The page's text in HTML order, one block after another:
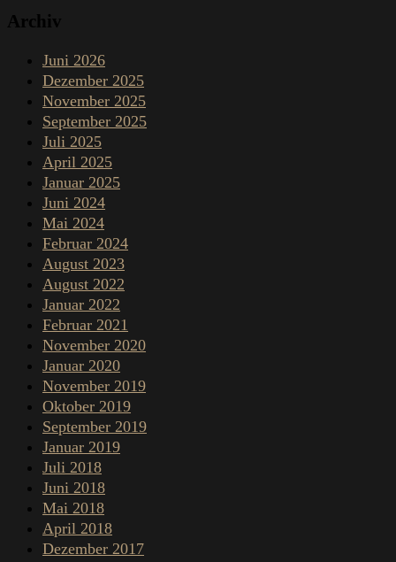
Archiv
Juni 2026
Dezember 2025
November 2025
September 2025
Juli 2025
April 2025
Januar 2025
Juni 2024
Mai 2024
Februar 2024
August 2023
August 2022
Januar 2022
Februar 2021
November 2020
Januar 2020
November 2019
Oktober 2019
September 2019
Januar 2019
Juli 2018
Juni 2018
Mai 2018
April 2018
Dezember 2017